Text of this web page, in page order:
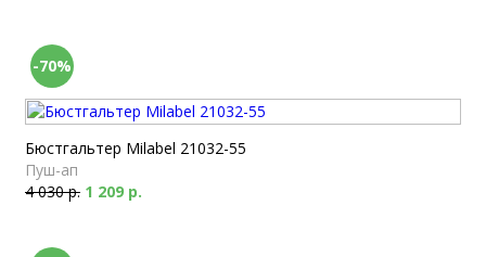
-70%
Бюстгальтер Milabel 21032-55
Пуш-ап
4 030 р. 1 209 р.